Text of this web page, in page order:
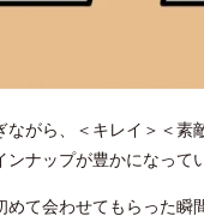
ながら、＜キレイ＞＜
ナップが豊かになって
て会わせてもらった